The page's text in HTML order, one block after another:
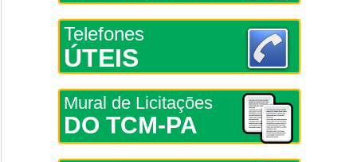
Telefones
ÚTEIS
Mural de Licitações
DO TCM-PA